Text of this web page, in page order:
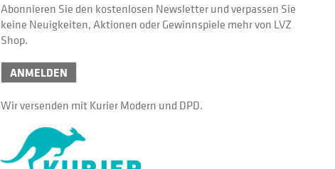
Abonnieren Sie den kostenlosen Newsletter und verpassen Sie
keine Neuigkeiten, Aktionen oder Gewinnspiele mehr von LVZ
Shop.
ANMELDEN
Wir versenden mit Kurier Modern und DPD.